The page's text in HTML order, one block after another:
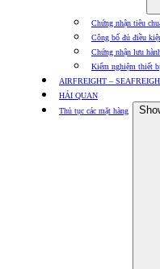
Chứng nhận tiêu
Công bố đủ điều
Chứng nhận lưu
Kiểm nghiệm thiết
AIRFREIGHT –
HẢI QUAN
Thủ tục các mặt hàng